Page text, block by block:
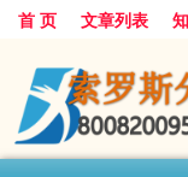
首 页 文章列表